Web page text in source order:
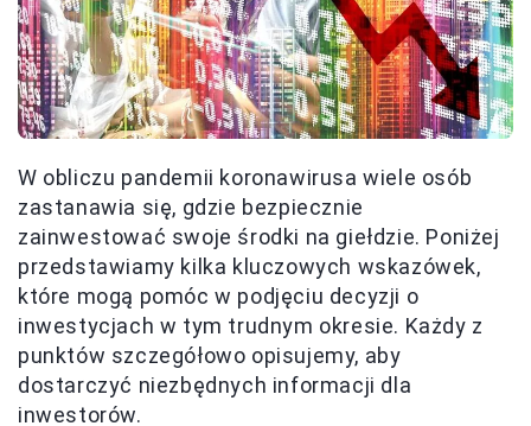
W obliczu pandemii koronawirusa wiele osób
zastanawia się, gdzie bezpiecznie
zainwestować swoje środki na giełdzie. Poniżej
przedstawiamy kilka kluczowych wskazówek,
które mogą pomóc w podjęciu decyzji o
inwestycjach w tym trudnym okresie. Każdy z
punktów szczegółowo opisujemy, aby
dostarczyć niezbędnych informacji dla
inwestorów.